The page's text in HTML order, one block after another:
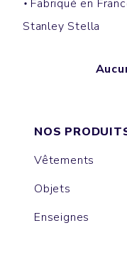
Fabriqué en
Stanley Stella
NOS
Vêtements
Objets
Enseignes